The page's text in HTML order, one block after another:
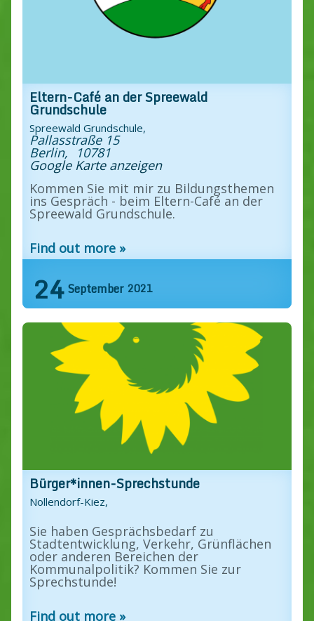
Eltern-Café an der Spreewald
Grundschule
Spreewald Grundschule,
Pallasstraße 15
Berlin, 10781
Google Karte anzeigen
Kommen Sie mit mir zu Bildungsthemen
ins Gespräch - beim Eltern-Café an der
Spreewald Grundschule.
Find out more »
24 September 2021
Bürger*innen-Sprechstunde
Nollendorf-Kiez,
Sie haben Gesprächsbedarf zu
Stadtentwicklung, Verkehr, Grünflächen
oder anderen Bereichen der
Kommunalpolitik? Kommen Sie zur
Sprechstunde!
Find out more »